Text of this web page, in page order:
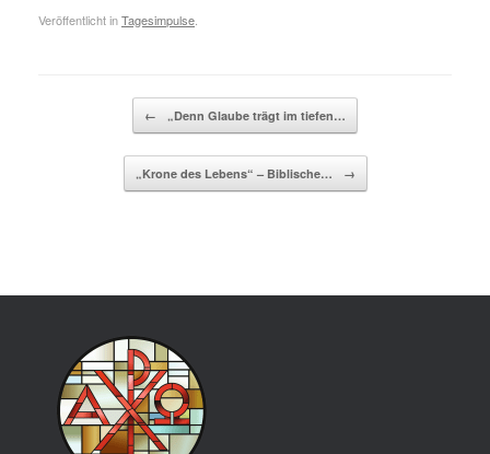
Veröffentlicht inTagesimpulse
← „Denn Glaube trägt im tiefen…
„Krone des Lebens“ – Biblische… →